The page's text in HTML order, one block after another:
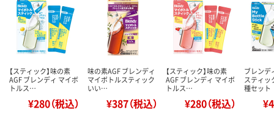
【スティック】味の素
AGF ブレンディ マイボ
トルス…
¥280（税込）
味の素AGF ブレンディ
マイボトルスティック
いい…
¥387（税込）
【スティック】味の素
AGF ブレンディ マイボ
トルス…
¥280（税込）
ブレンデ
スティッ
種セット